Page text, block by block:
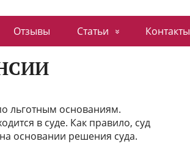
Отзывы Статьи Контакты
льготным основаниям.
в суде. Как правило, суд
основании решения суда.